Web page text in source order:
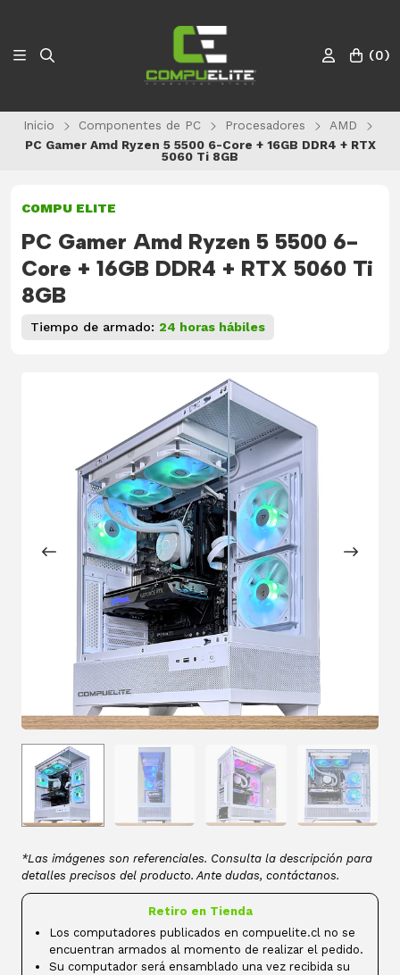
(0)
Inicio Componentes de PC Procesadores
AMD
PC Gamer Amd Ryzen 5 5500 6-Core + 16GB DDR4 + RTX
5060 Ti 8GB
COMPU ELITE
PC Gamer Amd Ryzen 5 5500 6-
Core + 16GB DDR4 + RTX 5060 Ti
8GB
Tiempo de armado: 24 horas hábiles
*Las imágenes son referenciales. Consulta la descripción para
detalles precisos del producto. Ante dudas, contáctanos.
Retiro en Tienda
Los computadores publicados en compuelite.cl no se
encuentran armados al momento de realizar el pedido.
Su computador será ensamblado una vez recibida su